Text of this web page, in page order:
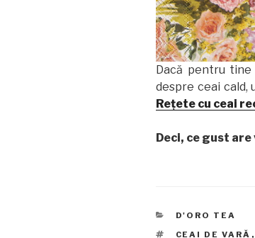
Dacă pentru
despre ceai cald,
Reţete cu ceai
Deci, ce gust are
CATEGORII
D'ORO TEA
ETICHETE
CEAI DE VARĂ ,